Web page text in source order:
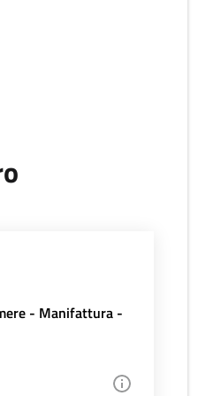
- Manifattura -